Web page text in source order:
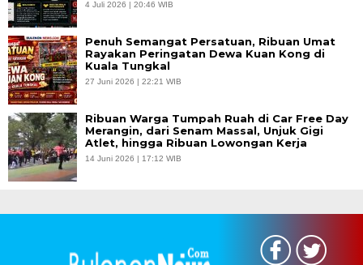
4 Juli 2026 | 20:46 WIB
Penuh Semangat Persatuan, Ribuan Umat
Rayakan Peringatan Dewa Kuan Kong di
Kuala Tungkal
27 Juni 2026 | 22:21 WIB
Ribuan Warga Tumpah Ruah di Car Free Day
Merangin, dari Senam Massal, Unjuk Gigi
Atlet, hingga Ribuan Lowongan Kerja
14 Juni 2026 | 17:12 WIB